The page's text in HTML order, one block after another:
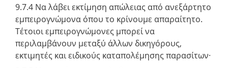
9.7.4 Να λάβει εκτίμηση απώλειας από ανεξάρτητο
εμπειρογνώμονα όπου το κρίνουμε απαραίτητο.
Τέτοιοι εμπειρογνώμονες μπορεί να
περιλαμβάνουν μεταξύ άλλων δικηγόρους,
εκτιμητές και ειδικούς καταπολέμησης παρασίτων·